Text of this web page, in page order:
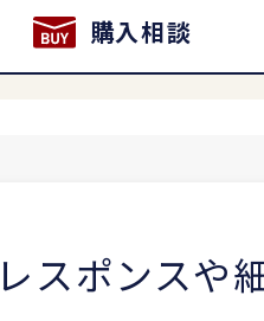
購入相談
スポンスや